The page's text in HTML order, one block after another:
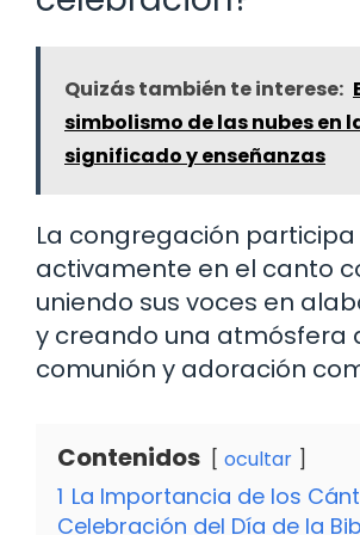
Quizás también te interese:
simbolismo de las nubes en
significado y enseñanzas
La congregación participa
activamente en el canto
uniendo sus voces en
y creando una atmósfera
comunión y adoración
Contenidos ocultar
1 La Importancia de los
Celebración del Día de la